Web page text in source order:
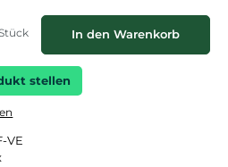
Wert ein oder benutze die
In den Warenkorb
stellen
VE